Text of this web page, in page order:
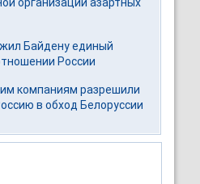
Байдену единый
России
компаниям разрешили
в обход Белоруссии